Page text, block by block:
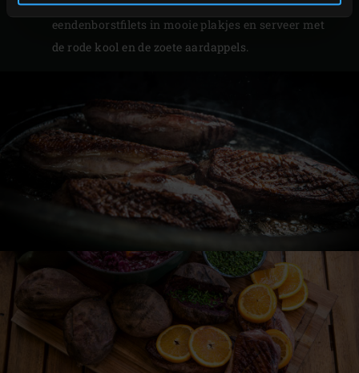
eendenborstfilets in mooie plakjes en serveer met
de rode kool en de zoete aardappels.